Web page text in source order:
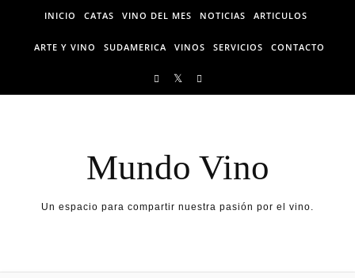
Skip to content
INICIO CATAS VINO DEL MES NOTICIAS ARTICULOS
ARTE Y VINO SUDAMERICA VINOS SERVICIOS CONTACTO
Mundo Vino
Un espacio para compartir nuestra pasión por el vino.